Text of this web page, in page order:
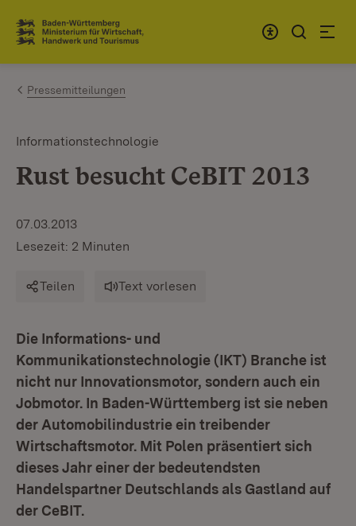
Zum Inhalt springen
Link zur Startseite
Pressemitteilungen
Informationstechnologie
Rust besucht CeBIT 2013
07.03.2013
Lesezeit: 2 Minuten
Teilen Text vorlesen
Die Informations- und
Kommunikationstechnologie (IKT) Branche ist
nicht nur Innovationsmotor, sondern auch ein
Jobmotor. In Baden-Württemberg ist sie neben
der Automobilindustrie ein treibender
Wirtschaftsmotor. Mit Polen präsentiert sich
dieses Jahr einer der bedeutendsten
Handelspartner Deutschlands als Gastland auf
der CeBIT.